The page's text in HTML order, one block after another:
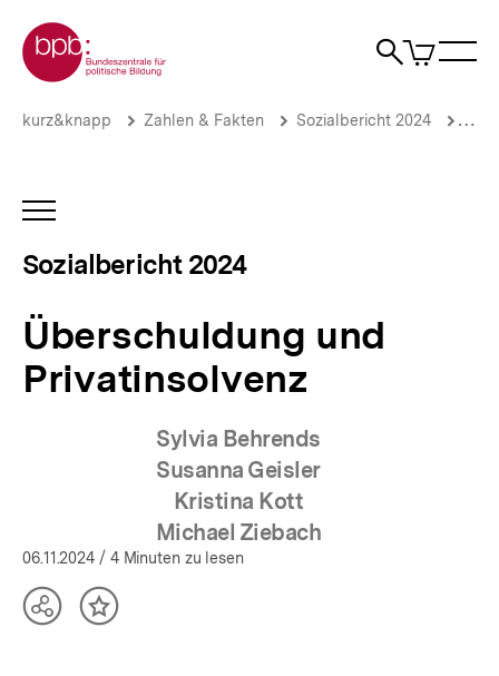
zum
Seiteninhalt
springen
Zur Startseite der bpb
Suche
Artikel
im
Überschuldung
Sozialbericht
2024
bpb.de
Brotkrümelnavigation
Pfadnavigation
kurz&knapp Zahlen & Fakten Sozialbericht 2024
INHALTSNAVIGATION
Sozialbericht 2024
Überschuldung und
Privatinsolvenz
Sylvia Behrends
Susann a Geisler
Kristina Kott
Michael Ziebach
06.11.2024 / 4 Minuten zu lesen
TeilenInhalt